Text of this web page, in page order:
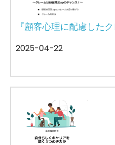
『顧客心理に配慮した
2025-04-22